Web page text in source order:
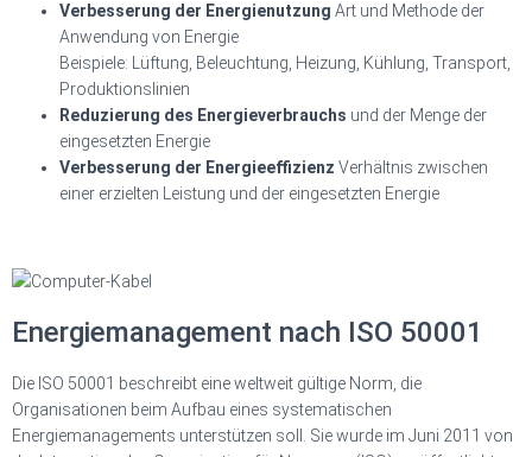
Verbesserung der Energienutzung Art und Methode der
Anwendung von Energie
Beispiele: Lüftung, Beleuchtung, Heizung, Kühlung, Transport,
Produktionslinien
Reduzierung des Energieverbrauchs und der Menge der
eingesetzten Energie
Verbesserung der Energieeffizienz Verhältnis zwischen
einer erzielten Leistung und der eingesetzten Energie
Energiemanagement nach ISO 50001
Die ISO 50001 beschreibt eine weltweit gültige Norm, die
Organisationen beim Aufbau eines systematischen
Energiemanagements unterstützen soll. Sie wurde im Juni 2011 von